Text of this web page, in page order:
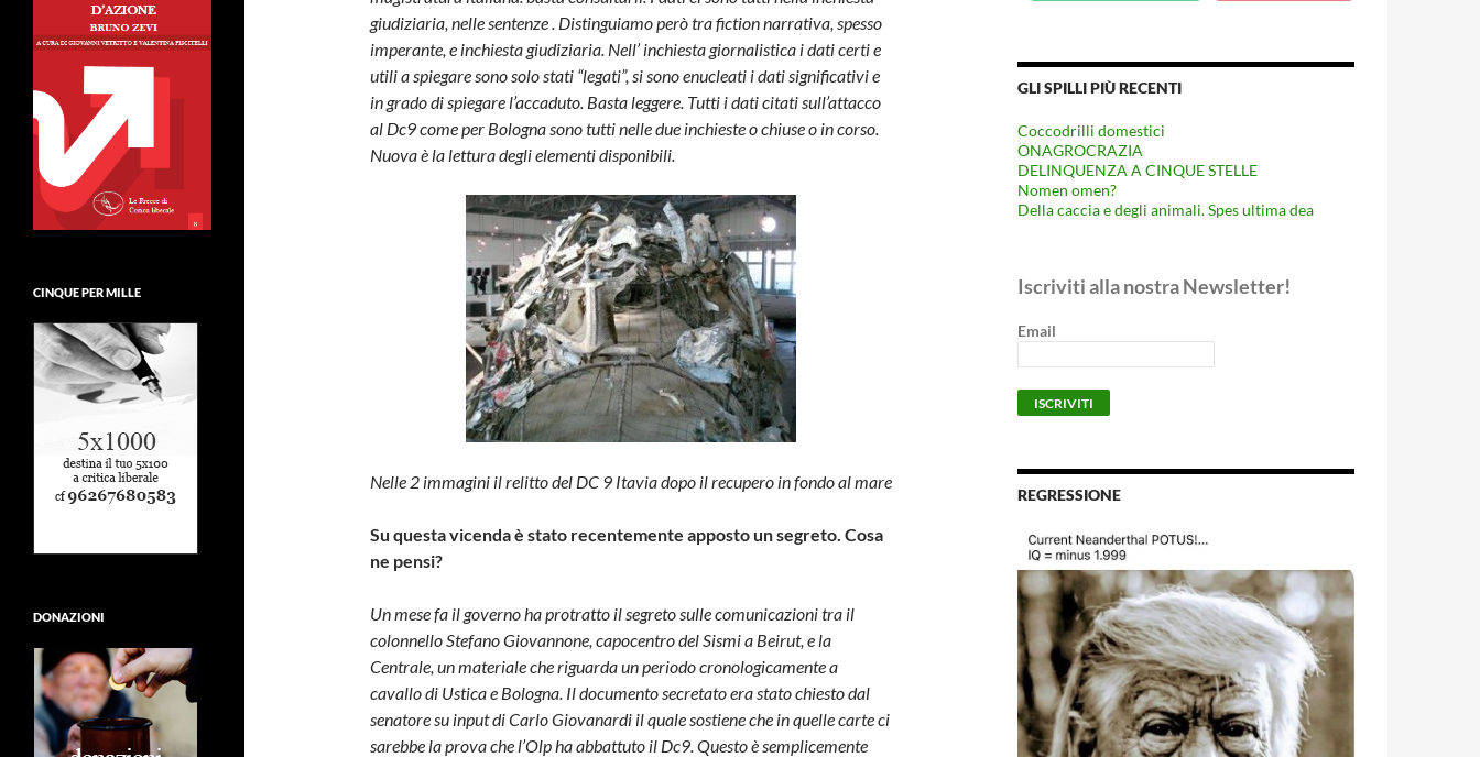
giudiziaria, nelle sentenze . Distinguiamo però tra fiction narrativa, spesso
imperante, e inchiesta giudiziaria. Nell’ inchiesta giornalistica i dati certi e
utili a spiegare sono solo stati “legati”, si sono enucleati i dati significativi e
in grado di spiegare l’accaduto. Basta leggere. Tutti i dati citati sull’attacco
al Dc9 come per Bologna sono tutti nelle due inchieste o chiuse o in corso.
Nuova è la lettura degli elementi disponibili.
Nelle 2 immagini il relitto del DC 9 Itavia dopo il recupero in fondo al mare
Su questa vicenda è stato recentemente apposto un segreto. Cosa
ne pensi?
Un mese fa il governo ha protratto il segreto sulle comunicazioni tra il
colonnello Stefano Giovannone, capocentro del Sismi a Beirut, e la
Centrale, un materiale che riguarda un periodo cronologicamente a
cavallo di Ustica e Bologna. Il documento secretato era stato chiesto dal
senatore su input di Carlo Giovanardi il quale sostiene che in quelle carte ci
sarebbe la prova che l’Olp ha abbattuto il Dc9. Questo è semplicemente
GLI SPILLI PIÙ RECENTI
Coccodrilli domestici
ONAGROCRAZIA
DELINQUENZA A CINQUE STELLE
Nomen omen?
Della caccia e degli animali. Spes ultima dea
Iscriviti alla nostra Newsletter!
Email
REGRESSIONE
CINQUE PER MILLE
DONAZIONI